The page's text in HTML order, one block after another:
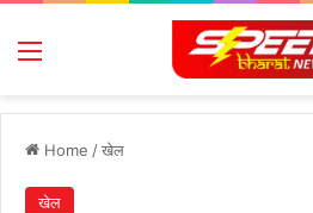
Menu
Home /खेल
खेल